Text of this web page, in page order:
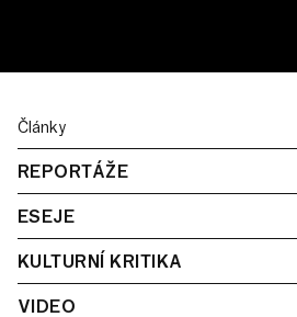
Články
REPORTÁŽE
ESEJE
KULTURNÍ KRITIKA
VIDEO